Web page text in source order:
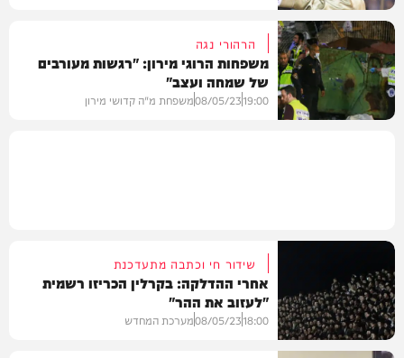
גלריות
הרהורי נגה
משפחות הרוגי מירון: "רגשות מעורבים
של שמחה ועצב"
19:00
08/05/23משפחת מ"ה קדושי מירון
שידור חי וכתבה מתעדכנת
אחרי ההדלקה: בקרלין הכריזו רשמית
"לעזוב את ההר"
18:00
08/05/23מערכת המחדש